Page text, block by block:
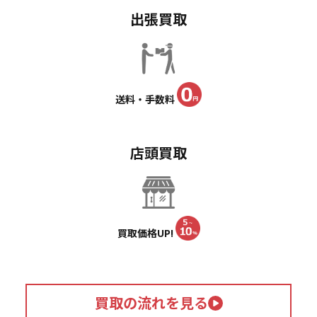
出張買取
送料・手数料
店頭買取
買取価格UP!
買取の流れを見る